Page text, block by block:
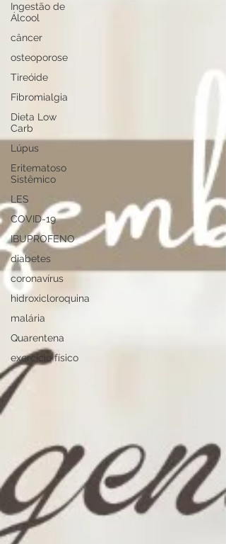
Ingestão de
Álcool
câncer
osteoporose
Tireóide
Fibromialgia
Dieta Low
Carb
Lúpus
Eritematoso
Sistêmico
LES
COVID-19
IBUPROFENO
diabetes
coronavírus
hidroxicloroquina
malária
Quarentena
exercício físico